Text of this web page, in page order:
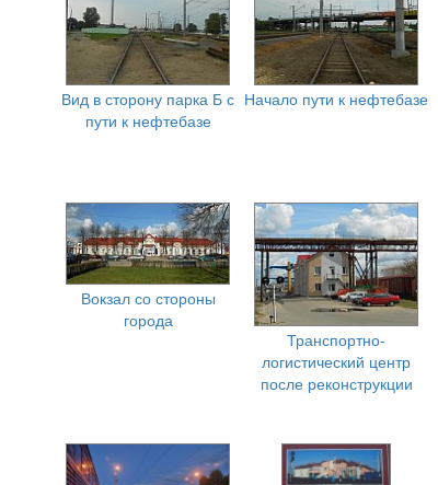
Вид в сторону парка Б с
пути к нефтебазе
Начало пути к нефтебазе
Вокзал со стороны
города
Транспортно-
логистический центр
после реконструкции